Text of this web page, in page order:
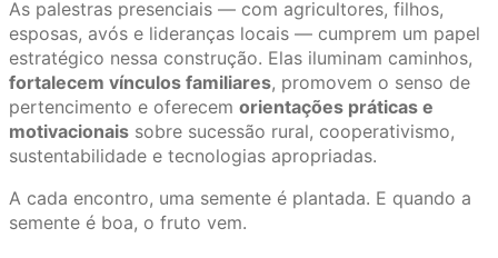
As palestras presenciais — com agricultores, filhos,
esposas, avós e lideranças locais — cumprem um papel
estratégico nessa construção. Elas iluminam caminhos,
fortalecem vínculos familiares, promovem o senso de
pertencimento e oferecem orientações práticas e
motivacionais sobre sucessão rural, cooperativismo,
sustentabilidade e tecnologias apropriadas.
A cada encontro, uma semente é plantada. E quando a
semente é boa, o fruto vem.